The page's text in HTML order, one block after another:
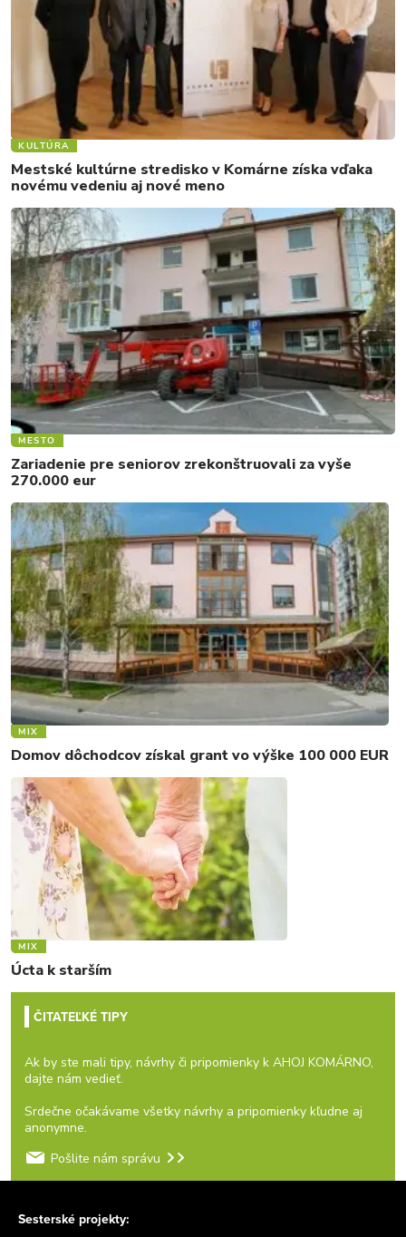
KULTÚRA
Mestské kultúrne stredisko v Komárne získa vďaka
novému vedeniu aj nové meno
MESTO
Zariadenie pre seniorov zrekonštruovali za vyše
270.000 eur
MIX
Domov dôchodcov získal grant vo výške 100 000 EUR
MIX
Úcta k starším
ČITATEĽKÉ TIPY
Ak by ste mali tipy, návrhy či pripomienky k AHOJ KOMÁRNO,
dajte nám vedieť.
Srdečne očakávame všetky návrhy a pripomienky kľudne aj
anonymne.
Pošlite nám správu
Sesterské projekty: